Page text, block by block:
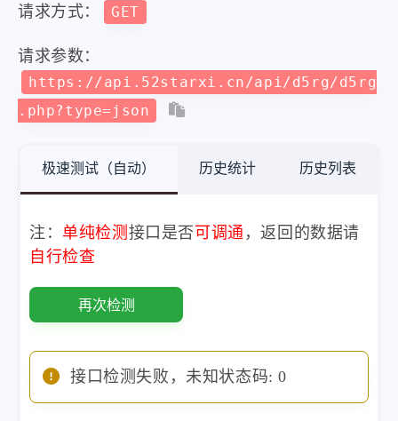
请求方式： GET
请求参数：
https://api.52starxi.cn/api/d5rg/d5rg
.php?type=json
极速测试（自动） 历史统计 历史列表
注： 单纯检测 接口是否 可调通 ，返回的数据请
自行检查
再次检测
接口检测失败，未知状态码: 0